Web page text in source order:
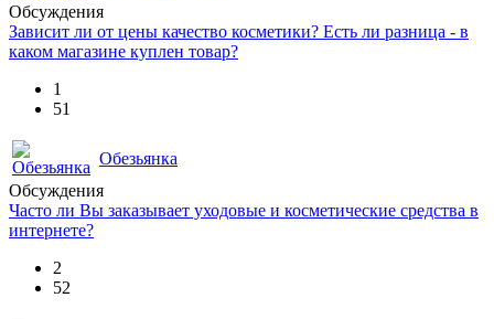
Обсуждения
Зависит ли от цены качество косметики? Есть ли разница - в
каком магазине куплен товар?
1
51
Обезьянка
Обсуждения
Часто ли Вы заказывает уходовые и косметические средства в
интернете?
2
52